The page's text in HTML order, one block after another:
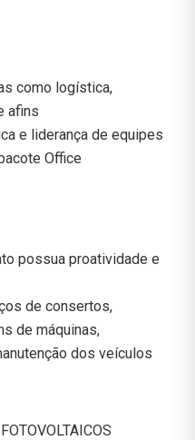
como logística,
afins
e liderança de equipes
Office
possua proatividade e
de consertos,
de máquinas,
dos veículos